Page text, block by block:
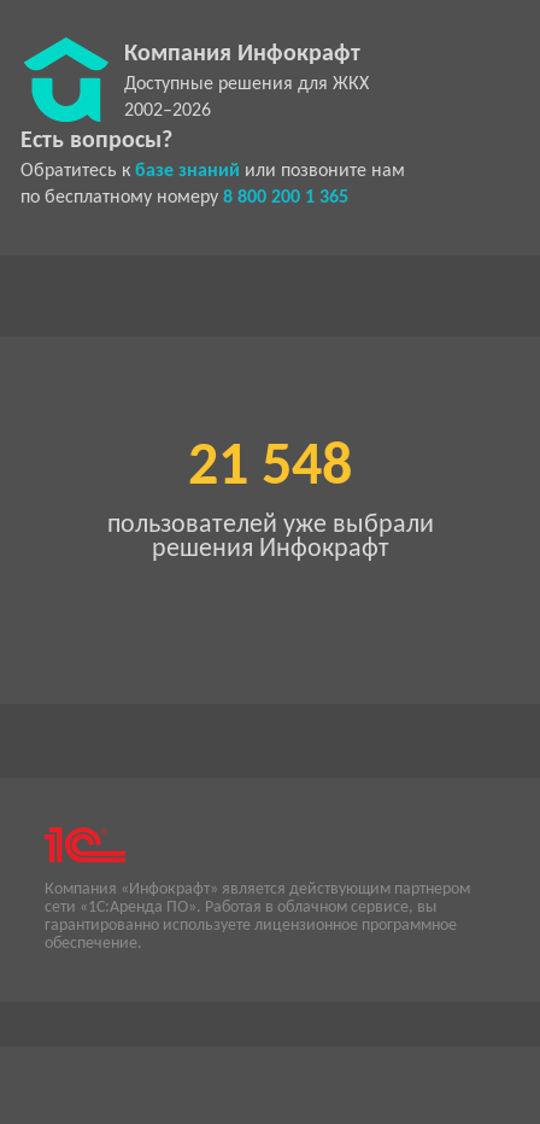
Компания Инфокрафт
Доступные решения для ЖКХ
2002–2026
Есть вопросы?
Обратитесь к базе знаний или позвоните нам
по бесплатному номеру 8 800 200 1 365
21 548
пользователей уже выбрали
решения Инфокрафт
Компания «Инфокрафт» является действующим партнером
сети «1С:Аренда ПО». Работая в облачном сервисе, вы
гарантированно используете лицензионное программное
обеспечение.